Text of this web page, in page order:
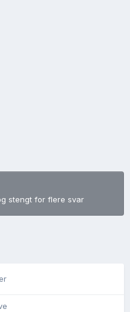
stengt for flere svar